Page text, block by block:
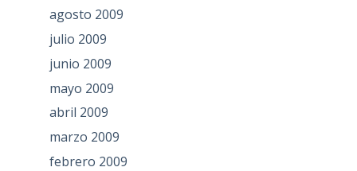
agosto 2009
julio 2009
junio 2009
mayo 2009
abril 2009
marzo 2009
febrero 2009